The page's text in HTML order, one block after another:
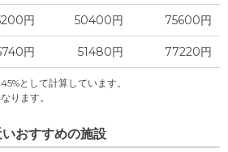
円 50400円 75600円
円 51480円 77220円
として計算しています。
ります。
おすすめの施設